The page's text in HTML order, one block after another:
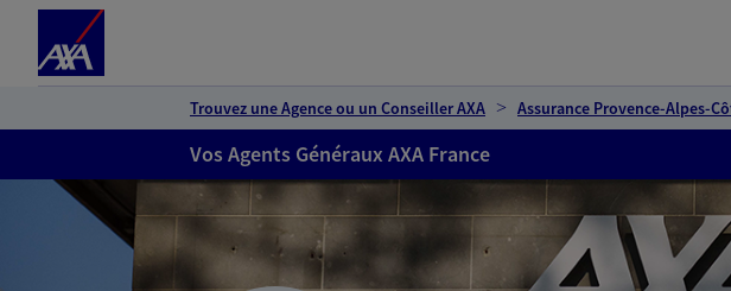
Trouvez une Agence ou un Conseiller AXA Assurance Provence-Alpes-
Vos Agents Généraux AXA France